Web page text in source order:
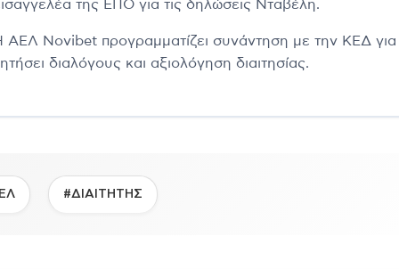
της ΕΠΟ για τις δηλώσεις Νταβέλη.
ΑΕΛ Novibet προγραμματίζει συνάντηση με την ΚΕΔ
διαλόγους και αξιολόγηση διαιτησίας.
#ΔΙΑΙΤΗΤΗΣ